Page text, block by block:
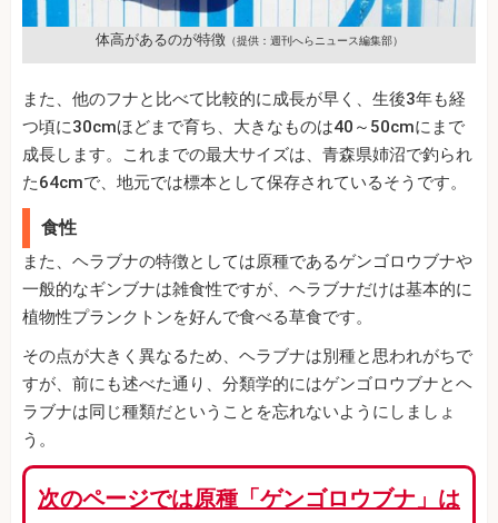
体高があるのが特徴（提供：週刊へらニュース編集部）
また、他のフナと比べて比較的に成長が早く、生後3年も経
つ頃に30cmほどまで育ち、大きなものは40～50cmにまで
成長します。これまでの最大サイズは、青森県姉沼で釣られ
た64cmで、地元では標本として保存されているそうです。
食性
また、ヘラブナの特徴としては原種であるゲンゴロウブナや
一般的なギンブナは雑食性ですが、ヘラブナだけは基本的に
植物性プランクトンを好んで食べる草食です。
その点が大きく異なるため、ヘラブナは別種と思われがちで
すが、前にも述べた通り、分類学的にはゲンゴロウブナとヘ
ラブナは同じ種類だということを忘れないようにしましょ
う。
次のページでは原種「ゲンゴロウブナ」は